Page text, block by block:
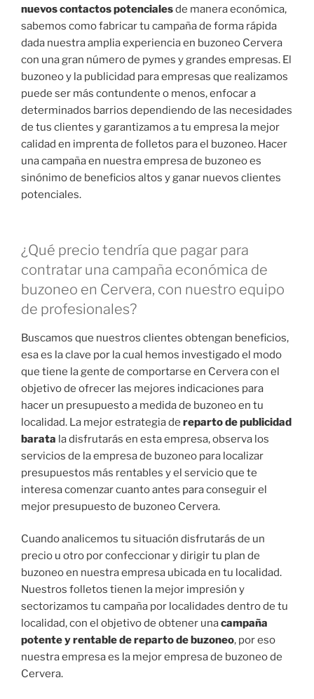
nuevos contactos potencialesde manera económica,
sabemos como fabricar tu campaña de forma rápida
dada nuestra amplia experiencia en buzoneo Cervera
con una gran número de pymes y grandes empresas. El
buzoneo y la publicidad para empresas que realizamos
puede ser más contundente o menos, enfocar a
determinados barrios dependiendo de las necesidades
de tus clientes y garantizamos a tu empresa la mejor
calidad en imprenta de folletos para el buzoneo. Hacer
una campaña en nuestra empresa de buzoneo es
sinónimo de beneficios altos y ganar nuevos clientes
potenciales.
¿Qué precio tendría que pagar para
contratar una campaña económica de
buzoneo en Cervera, con nuestro equipo
de profesionales?
Buscamos que nuestros clientes obtengan beneficios,
esa es la clave por la cual hemos investigado el modo
que tiene la gente de comportarse en Cervera con el
objetivo de ofrecer las mejores indicaciones para
hacer un presupuesto a medida de buzoneo en tu
localidad. La mejor estrategia de reparto de publicidad
barata la disfrutarás en esta empresa, observa los
servicios de la empresa de buzoneo para localizar
presupuestos más rentables y el servicio que te
interesa comenzar cuanto antes para conseguir el
mejor presupuesto de buzoneo Cervera.
Cuando analicemos tu situación disfrutarás de un
precio u otro por confeccionar y dirigir tu plan de
buzoneo en nuestra empresa ubicada en tu localidad.
Nuestros folletos tienen la mejor impresión y
sectorizamos tu campaña por localidades dentro de tu
localidad, con el objetivo de obtener unacampaña
potente y rentable de reparto de buzoneo, por eso
nuestra empresa es la mejor empresa de buzoneo de
Cervera.